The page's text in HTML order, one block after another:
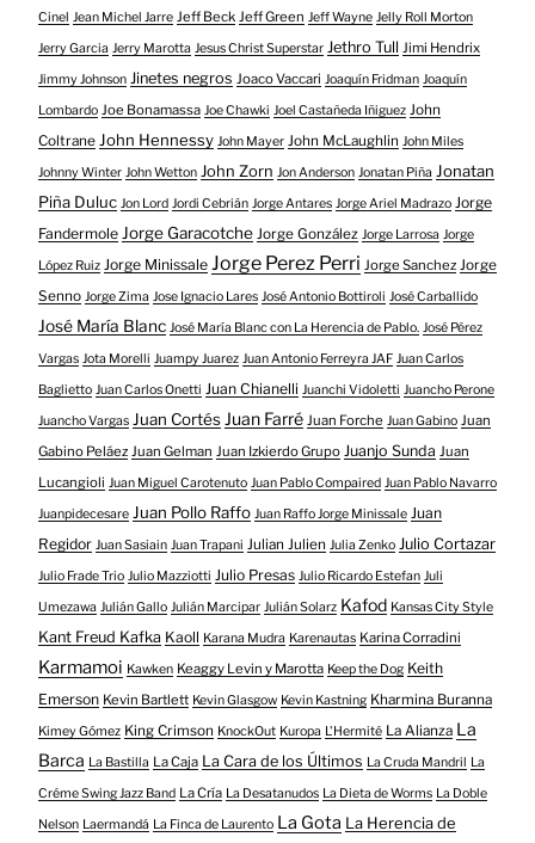
Cinel Jean Michel Jarre Jeff Beck Jeff Green Jeff Wayne Jelly Roll Morton
Jerry Garcia Jerry Marotta Jesus Christ Superstar Jethro Tull Jimi Hendrix
Jimmy Johnson Jinetes negros Joaco Vaccari Joaquín Fridman Joaquín
Lombardo Joe Bonamassa Joe Chawki Joel Castañeda Iñiguez John
Coltrane John Hennessy John Mayer John McLaughlin John Miles
Johnny Winter John Wetton John Zorn Jon Anderson Jonatan Piña Jonatan
Piña Duluc Jon Lord Jordi Cebrián Jorge Antares Jorge Ariel Madrazo Jorge
Fandermole Jorge Garacotche Jorge González Jorge Larrosa Jorge
López Ruiz Jorge Minissale Jorge Perez Perri Jorge Sanchez Jorge
Senno Jorge Zima Jose Ignacio Lares José Antonio Bottiroli José Carballido
José María Blanc José María Blanc con La Herencia de Pablo. José Pérez
Vargas Jota Morelli Juampy Juarez Juan Antonio Ferreyra JAF Juan Carlos
Baglietto Juan Carlos Onetti Juan Chianelli Juanchi Vidoletti Juancho Perone
Juancho Vargas Juan Cortés Juan Farré Juan Forche Juan Gabino Juan
Gabino Peláez Juan Gelman Juan Izkierdo Grupo Juanjo Sunda Juan
Lucangioli Juan Miguel Carotenuto Juan Pablo Compaired Juan Pablo Navarro
Juanpidecesare Juan Pollo Raffo Juan Raffo Jorge Minissale Juan
Regidor Juan Sasiain Juan Trapani Julian Julien Julia Zenko Julio Cortazar
Julio Frade Trio Julio Mazziotti Julio Presas Julio Ricardo Estefan Juli
Umezawa Julián Gallo Julián Marcipar Julián Solarz Kafod Kansas City Style
Kant Freud Kafka Kaoll Karana Mudra Karenautas Karina Corradini
Karmamoi Kawken Keaggy Levin y Marotta Keep the Dog Keith
Emerson Kevin Bartlett Kevin Glasgow Kevin Kastning Kharmina Buranna
Kimey Gómez King Crimson KnockOut Kuropa L'Hermité La Alianza La
Barca La Bastilla La Caja La Cara de los Últimos La Cruda Mandril La
Créme Swing Jazz Band La Cría La Desatanudos La Dieta de Worms La Doble
Nelson Laermandá La Finca de Laurento La Gota La Herencia de